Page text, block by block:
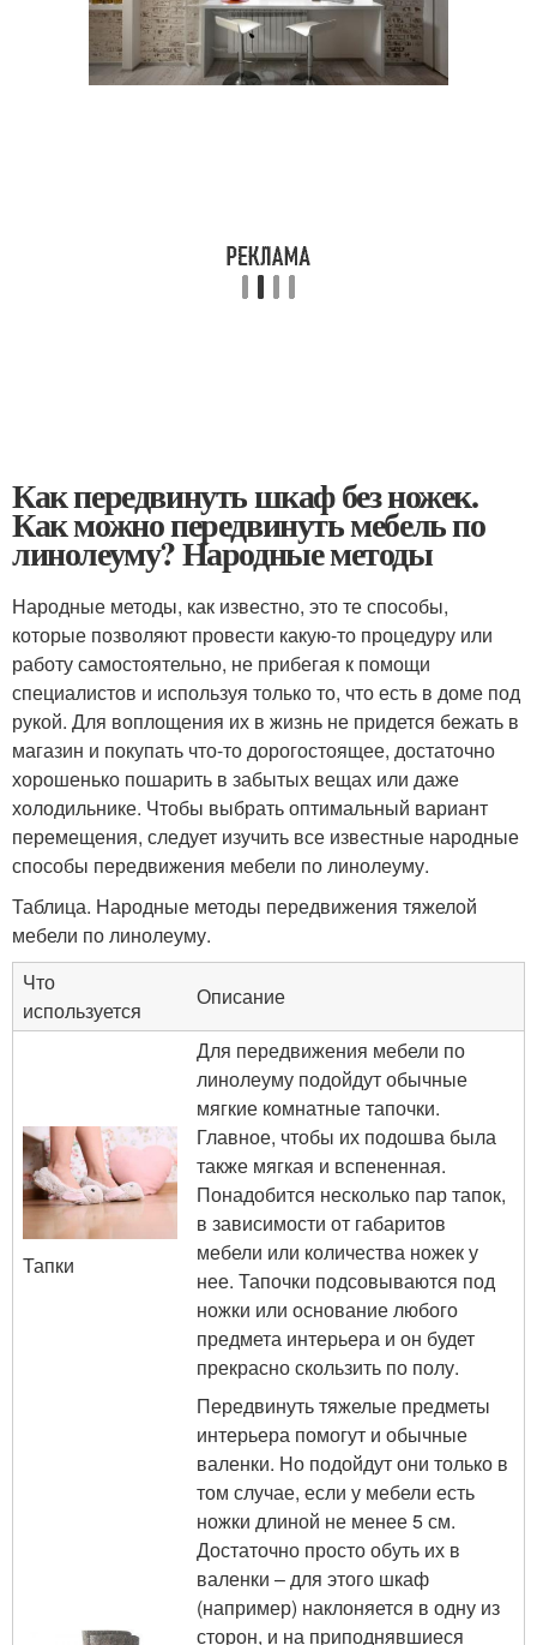
Как передвинуть шкаф без ножек.
Как можно передвинуть мебель по
линолеуму? Народные методы
Народные методы, как известно, это те способы,
которые позволяют провести какую-то процедуру или
работу самостоятельно, не прибегая к помощи
специалистов и используя только то, что есть в доме под
рукой. Для воплощения их в жизнь не придется бежать в
магазин и покупать что-то дорогостоящее, достаточно
хорошенько пошарить в забытых вещах или даже
холодильнике. Чтобы выбрать оптимальный вариант
перемещения, следует изучить все известные народные
способы передвижения мебели по линолеуму.
Таблица. Народные методы передвижения тяжелой
мебели по линолеуму.
Что
используется
Описание
Тапки
Для передвижения мебели по
линолеуму подойдут обычные
мягкие комнатные тапочки.
Главное, чтобы их подошва была
также мягкая и вспененная.
Понадобится несколько пар тапок,
в зависимости от габаритов
мебели или количества ножек у
нее. Тапочки подсовываются под
ножки или основание любого
предмета интерьера и он будет
прекрасно скользить по полу.
Передвинуть тяжелые предметы
интерьера помогут и обычные
валенки. Но подойдут они только в
том случае, если у мебели есть
ножки длиной не менее 5 см.
Достаточно просто обуть их в
валенки – для этого шкаф
(например) наклоняется в одну из
сторон, и на приподнявшиеся